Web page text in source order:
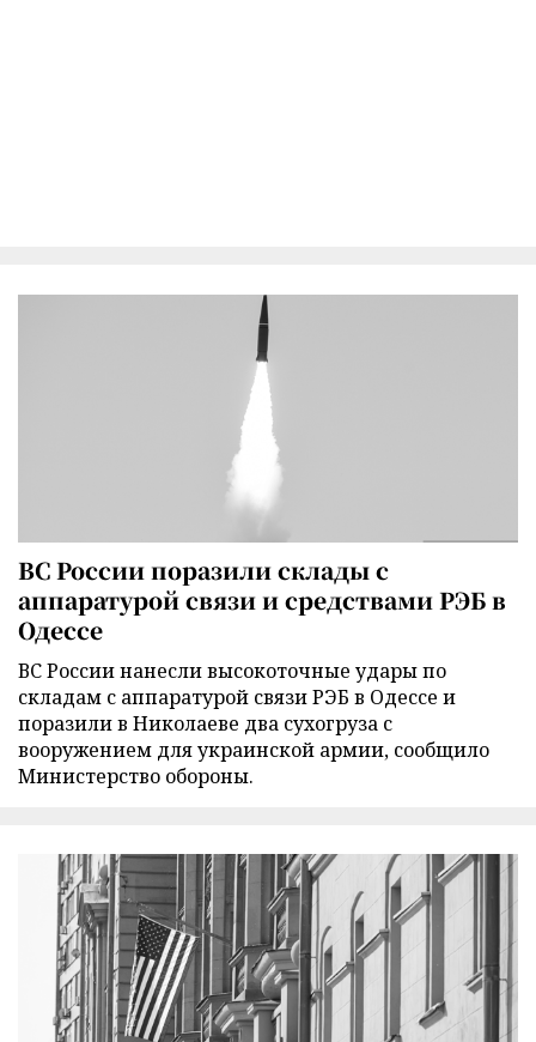
ВС России поразили склады с
аппаратурой связи и средствами РЭБ в
Одессе
ВС России нанесли высокоточные удары по
складам с аппаратурой связи РЭБ в Одессе и
поразили в Николаеве два сухогруза с
вооружением для украинской армии, сообщило
Министерство обороны.